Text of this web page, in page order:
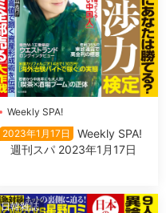
Weekly SPA!
2023年1月17日
Weekly SPA!
週刊スパ 2023年1月17日
日韓雜誌